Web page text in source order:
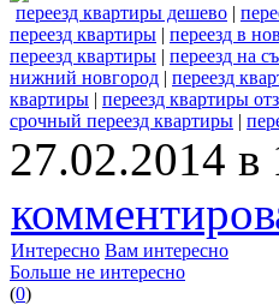
переезд квартиры дешево |
переезд квартиры | переезд в
переезд квартиры | переезд на
нижний новгород | переезд
квартиры | переезд квартиры
срочный переезд квартиры |
27.02.2014 в
Интересно Вам интересно
Больше не интересно
(0)